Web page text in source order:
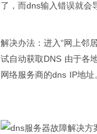
了，而dns输入错误就会
解决办法：进入“网上邻
试自动获取DNS 由于各
网络服务商的dns IP地址